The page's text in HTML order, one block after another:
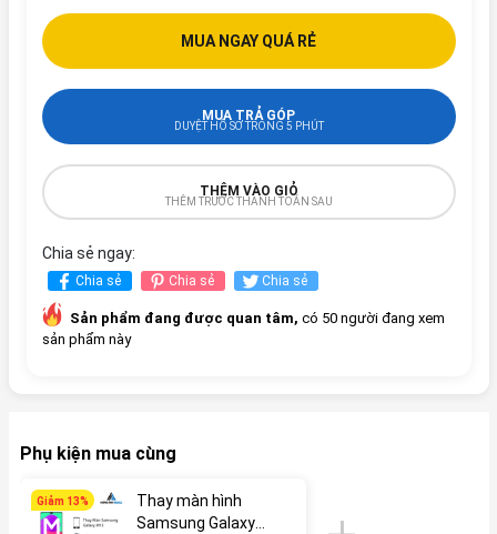
MUA NGAY QUÁ RẺ
MUA TRẢ GÓP
DUYỆT HỒ SƠ TRONG 5 PHÚT
THÊM VÀO GIỎ
THÊM TRƯỚC THANH TOÁN SAU
Chia sẻ ngay:
Chia sẻ Chia sẻ Chia sẻ
Sản phẩm đang được quan tâm, có 50 người đang xem
sản phẩm này
Phụ kiện mua cùng
Giảm 13%
Thay màn hình
Samsung Galaxy